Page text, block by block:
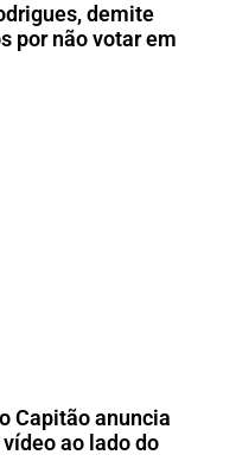
demite
por não votar em
Capitão anuncia
ao lado do